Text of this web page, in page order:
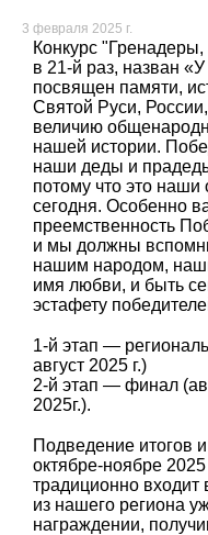
3 февраля 2025 г.
Конкурс
в 21-й раз, назван
посвящен памяти,
Святой Руси,
величию
нашей истории.
наши деды и
потому что это наши
сегодня. Особенно
преемственность
и мы должны
нашим народом,
имя любви, и быть
эстафету
1-й этап —
август 2025 г.)
2-й этап — финал
2025г.).
Подведение итогов
октябре-ноябре
традиционно входит
из нашего региона
награждении,